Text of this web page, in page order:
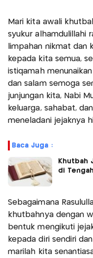
Mari kita awali
syukur alhamdulillahi
limpahan nikmat dan
kepada kita semua,
istiqamah
dan salam semoga
junjungan kita, Nabi
keluarga, sahabat,
meneladani jejaknya
Baca Juga :
Khutbah
di
Sebagaimana
khutbahnya dengan
bentuk mengikuti
kepada diri sendiri
marilah kita